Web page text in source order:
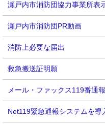
瀬戸内市消防団協力事業所表
瀬戸内市消防団PR動画
消防上必要な届出
救急搬送証明願
メール・ファックス119番通
Net119緊急通報システムを導